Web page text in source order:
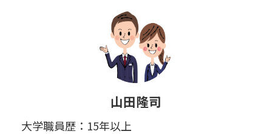
山田隆司
大学職員歴：15年以上